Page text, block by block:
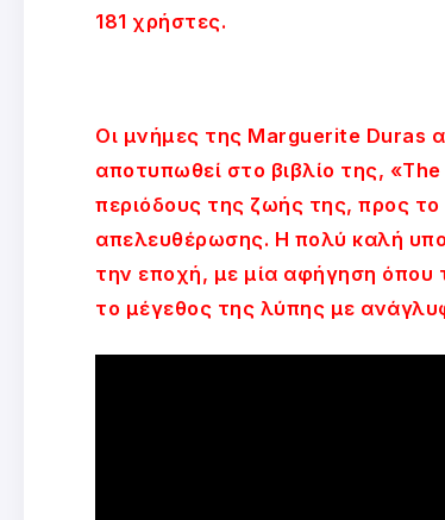
181 χρήστες.
Οι μνήμες της Marguerite Duras
αποτυπωθεί στο βιβλίο της,
περιόδους της ζωής της, προς
απελευθέρωσης. Η πολύ καλή
την εποχή, με μία αφήγηση όπου
το μέγεθος της λύπης με